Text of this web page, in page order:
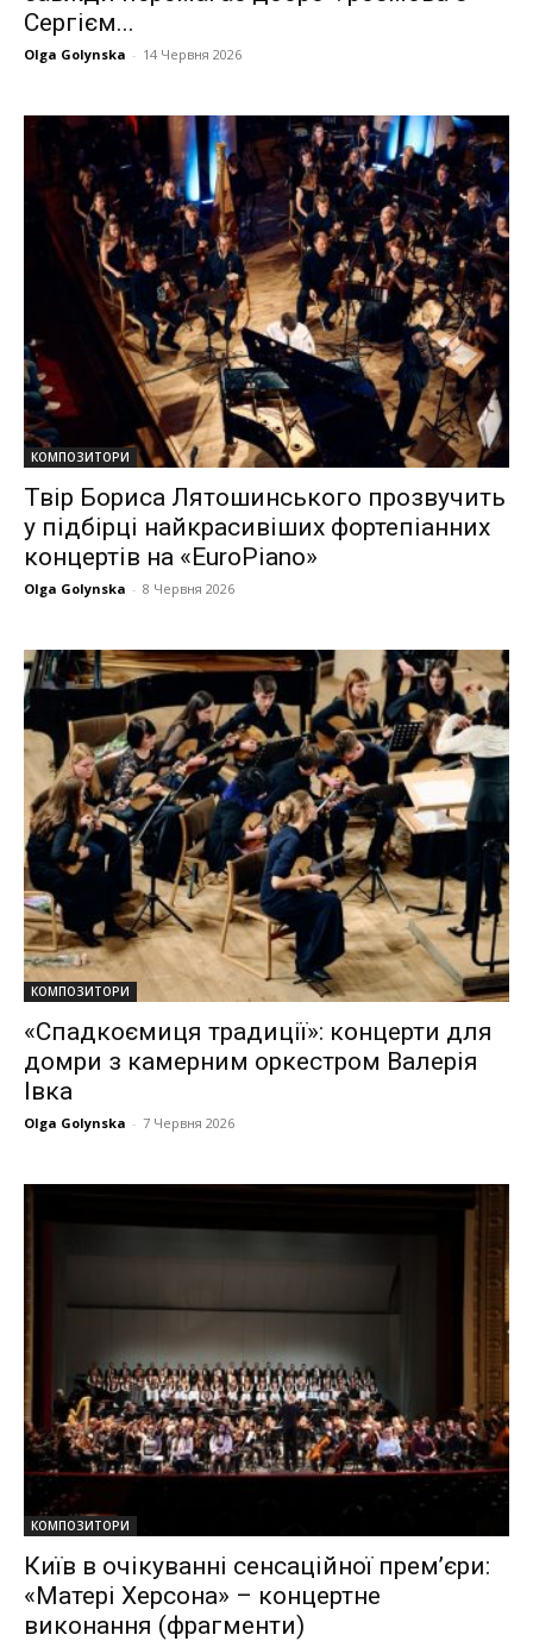
Сергієм...
Olga Golynska - 14 Червня 2026
КОМПОЗИТОРИ
Твір Бориса Лятошинського прозвучить
у підбірці найкрасивіших фортепіанних
концертів на «EuroPiano»
Olga Golynska - 8 Червня 2026
КОМПОЗИТОРИ
«Спадкоємиця традиції»: концерти для
домри з камерним оркестром Валерія
Івка
Olga Golynska - 7 Червня 2026
КОМПОЗИТОРИ
Київ в очікуванні сенсаційної прем’єри:
«Матері Херсона» – концертне
виконання (фрагменти)